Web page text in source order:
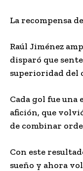
La recompensa
Raúl Jiménez
disparó que
superioridad del
Cada gol fue
afición, que
de combinar
Con este
sueño y ahora